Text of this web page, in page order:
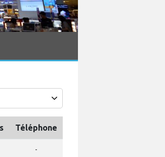
Téléphone
-